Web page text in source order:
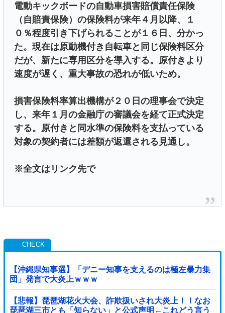
電動キックボードの自動車損害賠償責任保険
（自賠責保険）の保険料が来年４月以降、１
０％程度引き下げられることが１６日、分かっ
た。現在は原動機付き自転車と同じ保険料区分
だが、新たに専用区分を導入する。原付きより
速度が遅く、重大事故の恐れが低いため。
損害保険料率算出機構が２０日の理事会で決定
し、来年１月の金融庁の審議会を経て正式決定
する。原付きと同水準の保険料を支払っている
対象の契約者には差額が返還される見通し。
※全文はリンク先で
【沖縄県知事選】「デニー知事を支えるのは極左暴力集
団」発言で大炎上ｗｗｗ
【悲報】琵琶湖花火大会、詐欺扱いされ大炎上！！なお
琵琶湖三市とも「知らない」と公式声明←これどう言う